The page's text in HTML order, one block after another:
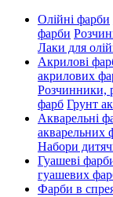
Олійні фарби
фарби
Лаки для
Акрилові
акрилових
Розчинники,
фарб Грунт
Акварельні
акварельних
Набори
Гуашеві
гуашевих
Фарби в